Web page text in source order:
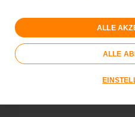
In Sulzbach (Taunus) ist der
ALLE
ALLE